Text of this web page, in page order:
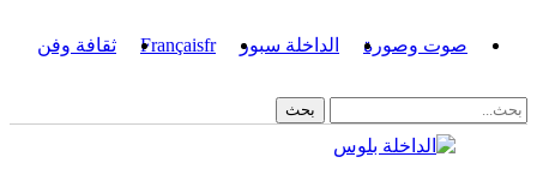
صوت وصورة الداخلة سبور Françaisfr ثقافة وفن